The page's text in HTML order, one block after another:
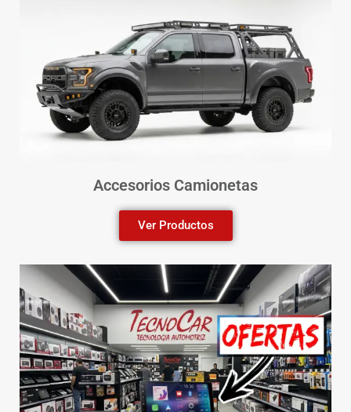
Accesorios Camionetas
Ver Productos